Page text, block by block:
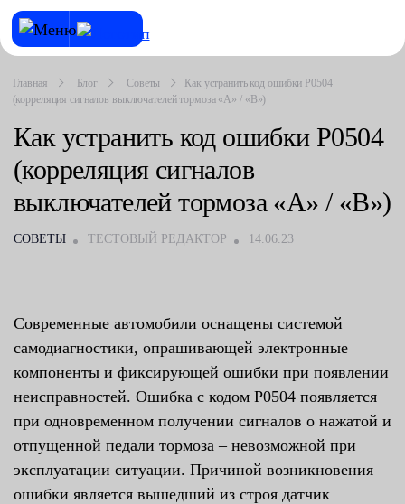
Главная Блог Советы
Как устранить код ошибки P0504
(корреляция сигналов выключателей тормоза «A» / «B»)
Как устранить код ошибки P0504
(корреляция сигналов
выключателей тормоза «A» / «B»)
СОВЕТЫ ТЕСТОВЫЙ РЕДАКТОР 14.06.23
Современные автомобили оснащены системой
самодиагностики, опрашивающей электронные
компоненты и фиксирующей ошибки при появлении
неисправностей. Ошибка с кодом P0504 появляется
при одновременном получении сигналов о нажатой и
отпущенной педали тормоза – невозможной при
эксплуатации ситуации. Причиной возникновения
ошибки является вышедший из строя датчик